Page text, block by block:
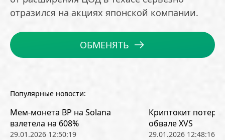
отразился на акциях японской компании.
ОБМЕНЯТЬ
Популярные новости:
Мем-монета BP на Solana
взлетела на 608%
29.01.2026 12:50:19
Криптокит
обвале XVS
29.01.2026 12:48:16